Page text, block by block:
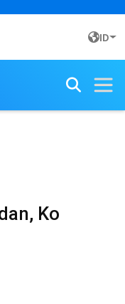
ID
Ko